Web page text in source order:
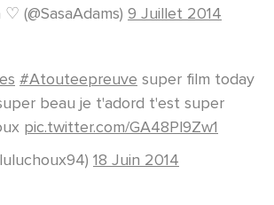
(@SasaAdams) 9 Juillet 2014
#Atouteepreuve super film today
beau je t'adord t'est super
pic.twitter.com/GA48Pl9Zw1
18 Juin 2014